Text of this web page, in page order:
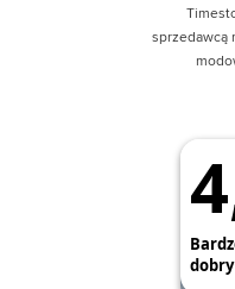
sprzedawcą